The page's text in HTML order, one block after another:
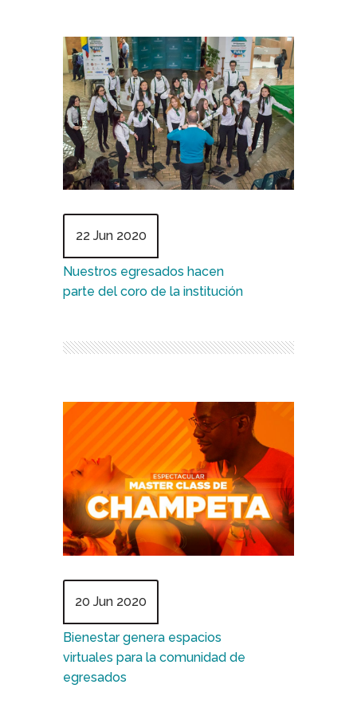
22 Jun 2020
Nuestros egresados hacen
parte del coro de la institución
20 Jun 2020
Bienestar genera espacios
virtuales para la comunidad de
egresados